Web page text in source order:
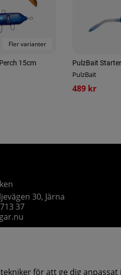
Fler varianter
15cm PulzBait
PulzBait
489 kr
30, Järna
37
för att ge dig